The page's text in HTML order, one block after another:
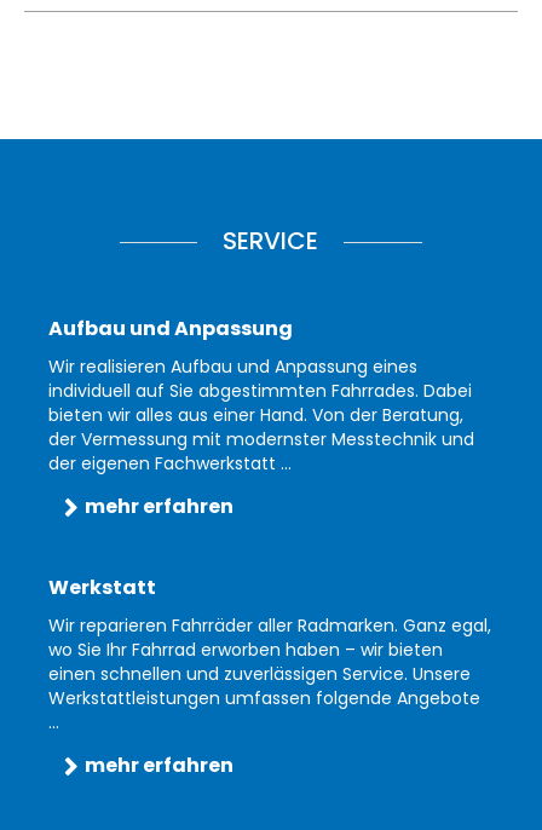
SERVICE
Aufbau und Anpassung
Wir realisieren Aufbau und Anpassung eines
individuell auf Sie abgestimmten Fahrrades. Dabei
bieten wir alles aus einer Hand. Von der Beratung,
der Vermessung mit modernster Messtechnik und
der eigenen Fachwerkstatt ...
mehr erfahren
Werkstatt
Wir reparieren Fahrräder aller Radmarken. Ganz egal,
wo Sie Ihr Fahrrad erworben haben – wir bieten
einen schnellen und zuverlässigen Service. Unsere
Werkstattleistungen umfassen folgende Angebote
...
mehr erfahren